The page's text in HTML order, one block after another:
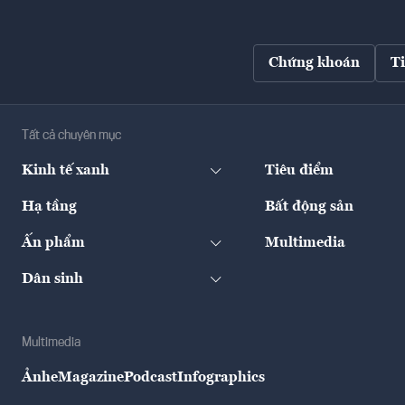
Chứng khoán
Tất cả chuyên mục
Kinh tế xanh Tiêu điểm
Hạ tầng Bất động sản
Ấn phẩm Multimedia
Dân sinh
Multimedia
ẢnheMagazinePodcastInfographics